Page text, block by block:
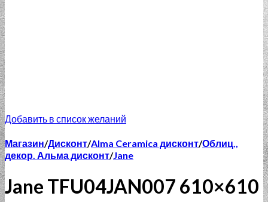
Добавить в список желаний
Магазин/Дисконт/Alma Ceramica дисконт/Облиц.,
декор. Альма дисконт/Jane
Jane TFU04JAN007 610×610